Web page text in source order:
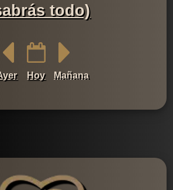
todo)
Hoy Mañana